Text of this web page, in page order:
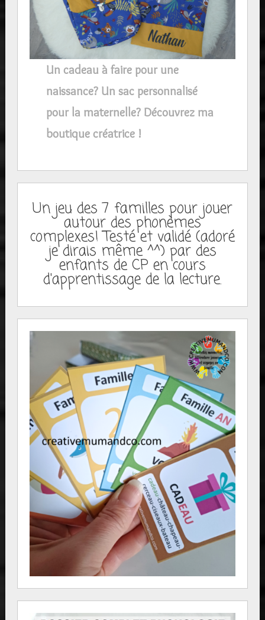
Un cadeau à faire pour une
naissance? Un sac personnalisé
pour la maternelle? Découvrez ma
boutique créatrice !
Un jeu des 7 familles pour jouer
autour des phonèmes
complexes! Testé et validé (adoré
je dirais même ^^) par des
enfants de CP en cours
d'apprentissage de la lecture.